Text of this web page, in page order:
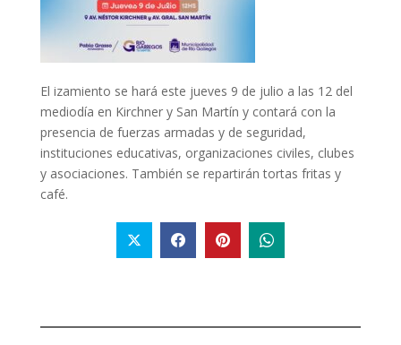
El izamiento se hará este jueves 9 de julio a las 12 del
mediodía en Kirchner y San Martín y contará con la
presencia de fuerzas armadas y de seguridad,
instituciones educativas, organizaciones civiles, clubes
y asociaciones. También se repartirán tortas fritas y
café.